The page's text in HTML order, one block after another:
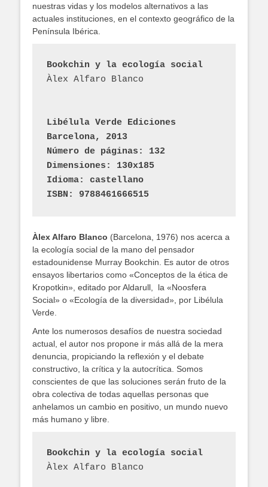
nuestras vidas y los modelos alternativos a las
actuales instituciones, en el contexto geográfico de la
Península Ibérica.
Bookchin y la ecología social
Àlex Alfaro Blanco
Libélula Verde Ediciones
Barcelona, 2013
Número de páginas: 132
Dimensiones: 130x185
Idioma: castellano
ISBN: 9788461666515
Àlex Alfaro Blanco (Barcelona, 1976) nos acerca a
la ecología social de la mano del pensador
estadounidense Murray Bookchin. Es autor de otros
ensayos libertarios como «Conceptos de la ética de
Kropotkin», editado por Aldarull, la «Noosfera
Social» o «Ecología de la diversidad», por Libélula
Verde.
Ante los numerosos desafíos de nuestra sociedad
actual, el autor nos propone ir más allá de la mera
denuncia, propiciando la reflexión y el debate
constructivo, la crítica y la autocrítica. Somos
conscientes de que las soluciones serán fruto de la
obra colectiva de todas aquellas personas que
anhelamos un cambio en positivo, un mundo nuevo
más humano y libre.
Bookchin y la ecología social
Àlex Alfaro Blanco